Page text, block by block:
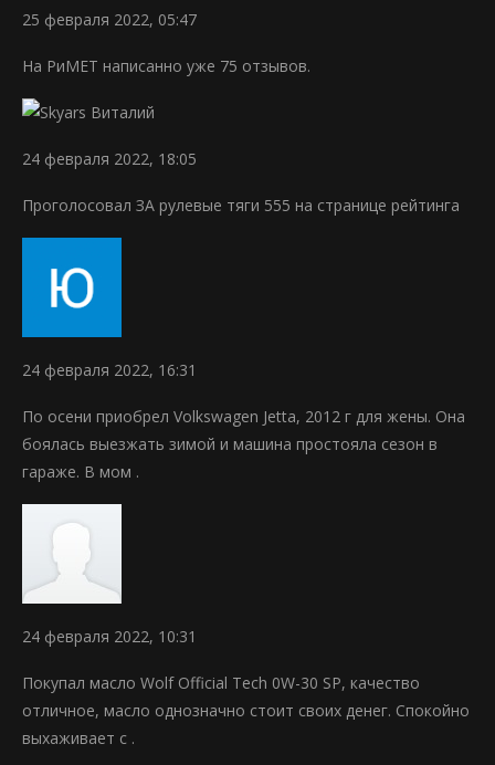
25 февраля 2022, 05:47
На РиМЕТ написанно уже 75 отзывов.
24 февраля 2022, 18:05
Проголосовал ЗА рулевые тяги 555 на странице рейтинга
24 февраля 2022, 16:31
По осени приобрел Volkswagen Jetta, 2012 г для жены. Она
боялась выезжать зимой и машина простояла сезон в
гараже. В мом .
24 февраля 2022, 10:31
Покупал масло Wolf Official Tech 0W-30 SP, качество
отличное, масло однозначно стоит своих денег. Спокойно
выхаживает с .